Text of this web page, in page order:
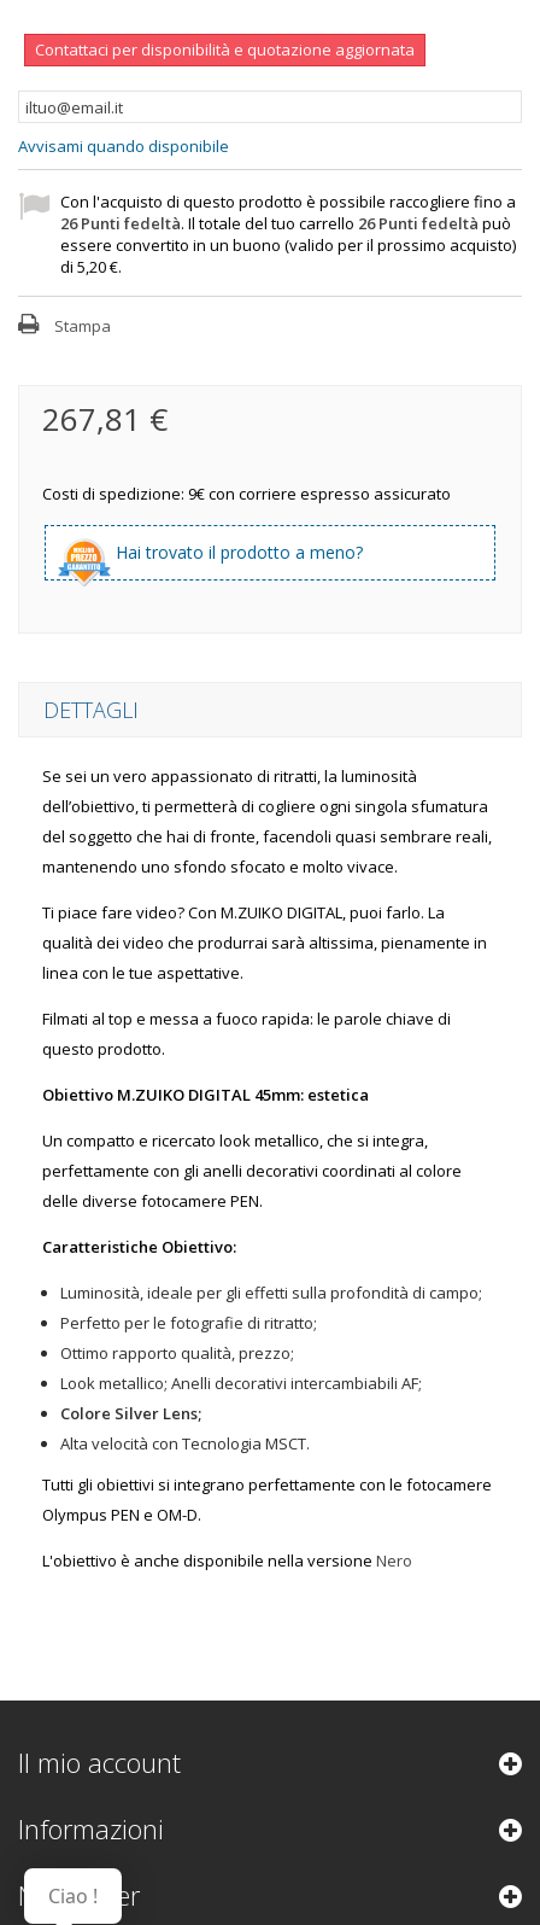
Contattaci per disponibilità e quotazione aggiornata
Avvisami quando disponibile
Con l'acquisto di questo prodotto è possibile raccogliere fino a
26Punti fedeltà. Il totale del tuo carrello 26Punti fedeltà può
essere convertito in un buono (valido per il prossimo acquisto)
di 5,20 €.
Stampa
267,81 €
Costi di spedizione: 9€ con corriere espresso assicurato
Hai trovato il prodotto a meno?
DETTAGLI
Se sei un vero appassionato di ritratti, la luminosità
dell’obiettivo, ti permetterà di cogliere ogni singola sfumatura
del soggetto che hai di fronte, facendoli quasi sembrare reali,
mantenendo uno sfondo sfocato e molto vivace.
Ti piace fare video? Con M.ZUIKO DIGITAL, puoi farlo. La
qualità dei video che produrrai sarà altissima, pienamente in
linea con le tue aspettative.
Filmati al top e messa a fuoco rapida: le parole chiave di
questo prodotto.
Obiettivo M.ZUIKO DIGITAL 45mm: estetica
Un compatto e ricercato look metallico, che si integra,
perfettamente con gli anelli decorativi coordinati al colore
delle diverse fotocamere PEN.
Caratteristiche Obiettivo:
Luminosità, ideale per gli effetti sulla profondità di campo;
Perfetto per le fotografie di ritratto;
Ottimo rapporto qualità, prezzo;
Look metallico; Anelli decorativi intercambiabili AF;
Colore Silver Lens;
Alta velocità con Tecnologia MSCT.
Tutti gli obiettivi si integrano perfettamente con le fotocamere
Olympus PEN e OM-D.
L'obiettivo è anche disponibile nella versione Nero
Il mio account
Informazioni
Newsletter
Ciao !